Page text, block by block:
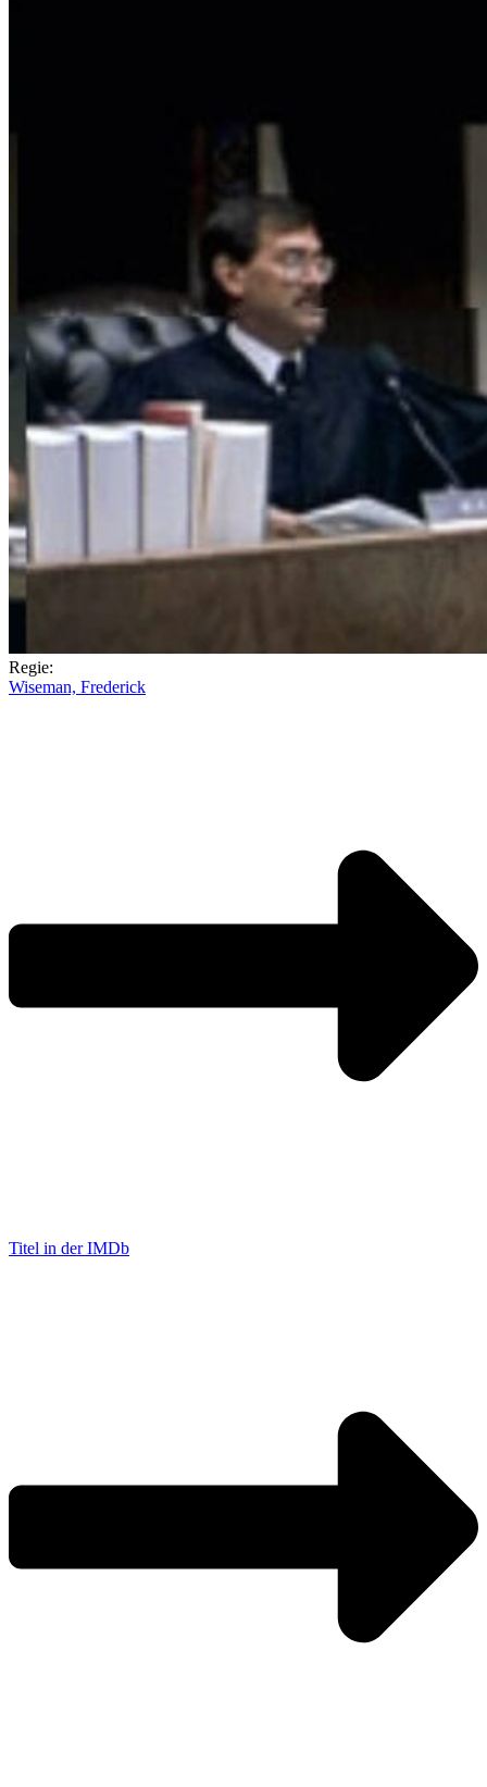
Regie:
Wiseman, Frederick
Titel in der IMDb